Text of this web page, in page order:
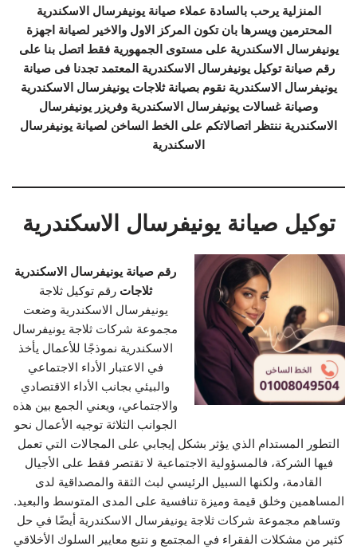
المنزلية يرحب بالسادة عملاء صيانة يونيفرسال الاسكندرية
المحترمين ويسرها بان تكون المركز الاول والاخير لصيانة اجهزة
يونيفرسال الاسكندرية على مستوى الجمهورية فقط اتصل بنا على
رقم صيانة توكيل يونيفرسال الاسكندرية المعتمد تجدنا فى صيانة
يونيفرسال الاسكندرية نقوم بصيانة ثلاجات يونيفرسال الاسكندرية
وصيانة غسالات يونيفرسال الاسكندرية وفريزر يونيفرسال
الاسكندرية ننتظر اتصالاتكم على الخط الساخن لصيانة يونيفرسال
الاسكندرية
توكيل صيانة يونيفرسال الاسكندرية
رقم صيانة يونيفرسال الاسكندرية
ثلاجات رقم توكيل ثلاجة
يونيفرسال الاسكندرية وضعت
مجموعة شركات ثلاجة يونيفرسال
الاسكندرية نموذجًا للأعمال يأخذ
في الاعتبار الأداء الاجتماعي
والبيئي بجانب الأداء الاقتصادي
والاجتماعي، ويعني الجمع بين هذه
الجوانب الثلاثة توجيه الأعمال نحو
التطور المستدام الذي يؤثر بشكل إيجابي على المجالات التي تعمل
فيها الشركة، فالمسؤولية الاجتماعية لا تقتصر فقط على الأجيال
القادمة، ولكنها السبيل الرئيسي لبث الثقة والمصداقية لدى
المساهمين وخلق قيمة وميزة تنافسية على المدى المتوسط والبعيد.
وتساهم مجموعة شركات ثلاجة يونيفرسال الاسكندرية أيضًا في حل
كثير من مشكلات الفقراء في المجتمع و نتبع معايير السلوك الأخلاقي